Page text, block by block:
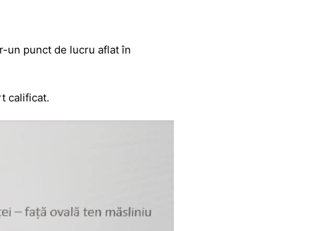
un punct de lucru aflat în
calificat.